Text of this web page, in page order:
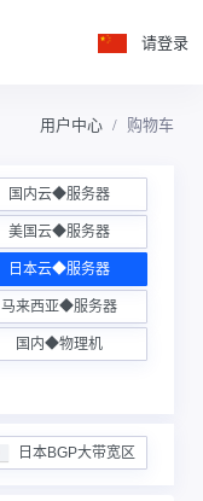
请登录
用户中心 购物车
国内云◆服务器
美国云◆服务器
日本云◆服务器
马来西亚◆服务器
国内◆物理机
日本BGP大带宽区